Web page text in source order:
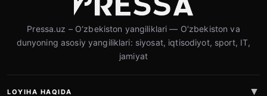
Pressa.uz – O‘zbekiston yangiliklari — O‘zbekiston va
dunyoning asosiy yangiliklari: siyosat, iqtisodiyot, sport, IT,
jamiyat
LOYIHA HAQIDA